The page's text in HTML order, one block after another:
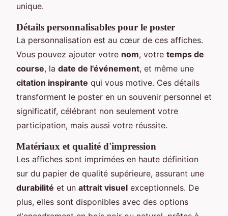
unique.
Détails personnalisables pour le poster
La personnalisation est au cœur de ces affiches.
Vous pouvez ajouter votre nom, votre temps de
course, la date de l'événement, et même une
citation inspirante qui vous motive. Ces détails
transforment le poster en un souvenir personnel et
significatif, célébrant non seulement votre
participation, mais aussi votre réussite.
Matériaux et qualité d'impression
Les affiches sont imprimées en haute définition
sur du papier de qualité supérieure, assurant une
durabilité et un attrait visuel exceptionnels. De
plus, elles sont disponibles avec des options